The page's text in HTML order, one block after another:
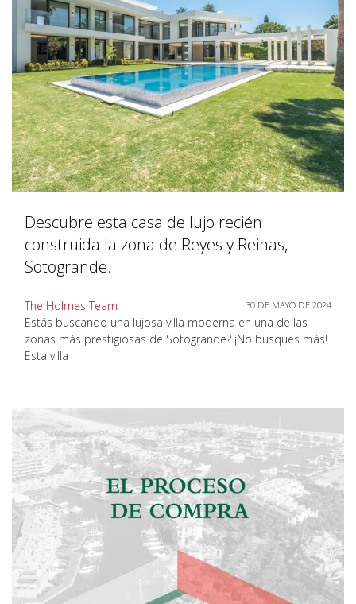
Descubre esta casa de lujo recién
construida la zona de Reyes y Reinas,
Sotogrande.
The Holmes Team 30 DE MAYO DE 2024
Estás buscando una lujosa villa moderna en una de las
zonas más prestigiosas de Sotogrande? ¡No busques más!
Esta villa